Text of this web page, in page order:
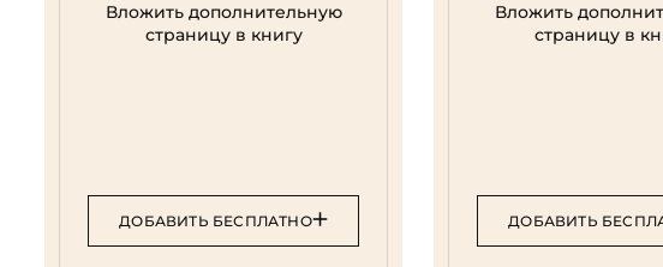
Вложить дополнительную
страницу в книгу
ДОБАВИТЬ БЕСПЛАТНО
Вложить
страницу в
ДОБАВИТЬ